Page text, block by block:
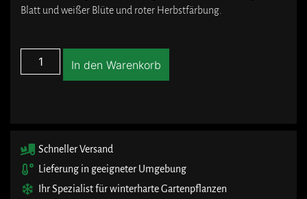
Blatt und weißer Blüte und roter Herbstfärbung.
In den Warenkorb
Schneller Versand
Lieferung in geeigneter Umgebung
Ihr Spezialist für winterharte Gartenpflanzen